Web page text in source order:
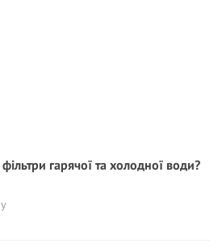
гарячої та холодної води?